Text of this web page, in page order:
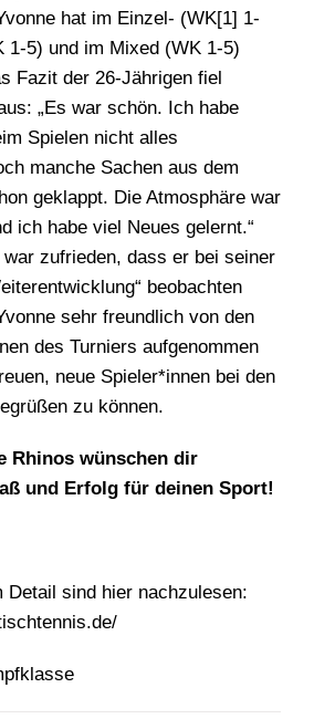
hat im Einzel- (WK[1] 1-
1-5) und im Mixed (WK 1-5)
Fazit der 26-Jährigen fiel
„Es war schön. Ich habe
Spielen nicht alles
manche Sachen aus dem
geklappt. Die Atmosphäre war
ich habe viel Neues gelernt.“
zufrieden, dass er bei seiner
beobachten
sehr freundlich von den
des Turniers aufgenommen
neue Spieler*innen bei den
zu können.
Rhinos wünschen dir
und Erfolg für deinen Sport!
Detail sind hier nachzulesen: